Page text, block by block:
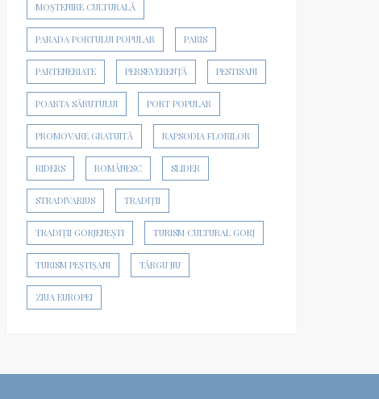
MOȘTENIRE CULTURALĂ
PARADA PORTULUI POPULAR PARIS
PARTENERIATE PERSEVERENȚĂ PESTISANI
POARTA SĂRUTULUI PORT POPULAR
PROMOVARE GRATUITĂ RAPSODIA FLORILOR
RIDERS ROMÂNESC SLIDER
STRADIVARIUS TRADIȚII
TRADIȚII GORJENEȘTI TURISM CULTURAL GORJ
TURISM PEȘTIȘANI TÂRGU JIU
ZIUA EUROPEI